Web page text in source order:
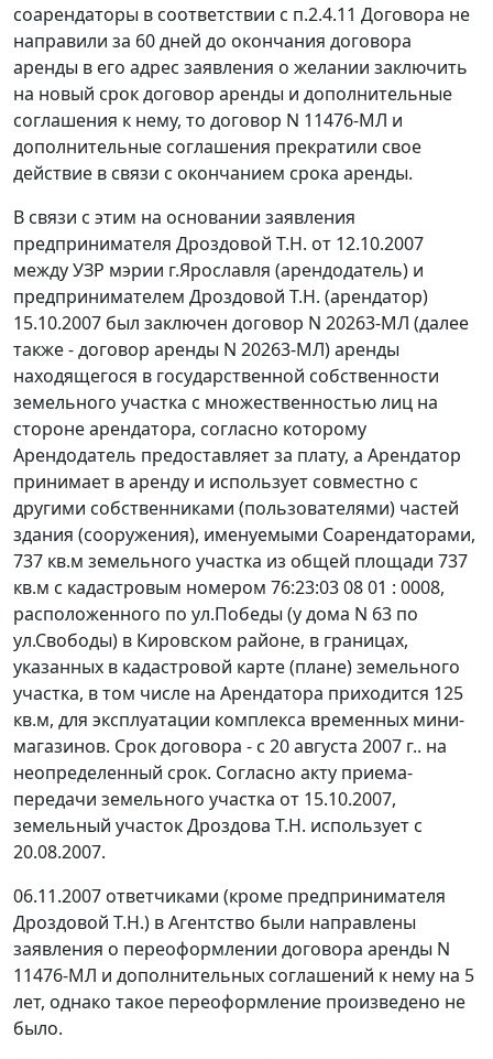
соарендаторы в соответствии с п.2.4.11 Договора не
направили за 60 дней до окончания договора
аренды в его адрес заявления о желании заключить
на новый срок договор аренды и дополнительные
соглашения к нему, то договор N 11476-МЛ и
дополнительные соглашения прекратили свое
действие в связи с окончанием срока аренды.
В связи с этим на основании заявления
предпринимателя Дроздовой Т.Н. от 12.10.2007
между УЗР мэрии г.Ярославля (арендодатель) и
предпринимателем Дроздовой Т.Н. (арендатор)
15.10.2007 был заключен договор N 20263-МЛ (далее
также - договор аренды N 20263-МЛ) аренды
находящегося в государственной собственности
земельного участка с множественностью лиц на
стороне арендатора, согласно которому
Арендодатель предоставляет за плату, а Арендатор
принимает в аренду и использует совместно с
другими собственниками (пользователями) частей
здания (сооружения), именуемыми Соарендаторами,
737 кв.м земельного участка из общей площади 737
кв.м с кадастровым номером 76:23:03 08 01 : 0008,
расположенного по ул.Победы (у дома N 63 по
ул.Свободы) в Кировском районе, в границах,
указанных в кадастровой карте (плане) земельного
участка, в том числе на Арендатора приходится 125
кв.м, для эксплуатации комплекса временных мини-
магазинов. Срок договора - с 20 августа 2007 г.. на
неопределенный срок. Согласно акту приема-
передачи земельного участка от 15.10.2007,
земельный участок Дроздова Т.Н. использует с
20.08.2007.
06.11.2007 ответчиками (кроме предпринимателя
Дроздовой Т.Н.) в Агентство были направлены
заявления о переоформлении договора аренды N
11476-МЛ и дополнительных соглашений к нему на 5
лет, однако такое переоформление произведено не
было.